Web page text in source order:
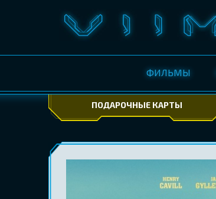
ФИЛЬМЫ
ПОДАРОЧНЫЕ КАРТЫ